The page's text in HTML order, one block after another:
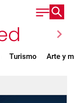
chevron_right
Turismo Arte y